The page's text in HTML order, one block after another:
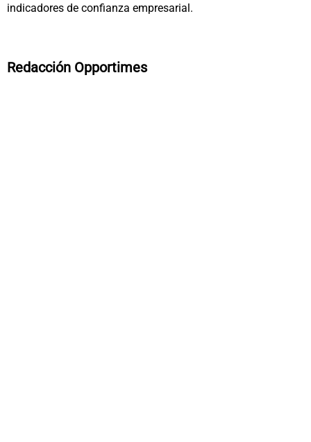
indicadores de confianza empresarial.
Redacción Opportimes